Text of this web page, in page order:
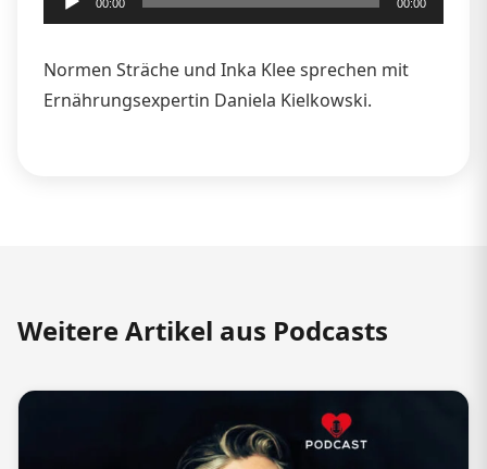
Player
00:00 00:00
Normen Sträche und Inka Klee sprechen mit
Ernährungsexpertin Daniela Kielkowski.
Weitere Artikel aus Podcasts